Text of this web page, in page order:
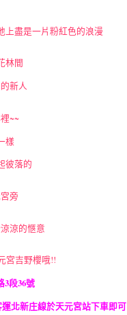
上盡是一片粉紅色的浪漫
林間
新人
~~
樣
彼落的
旁
涼的愜意
宮吉野櫻哦!!
3段36號
北新庄線於天元宮站下車即可